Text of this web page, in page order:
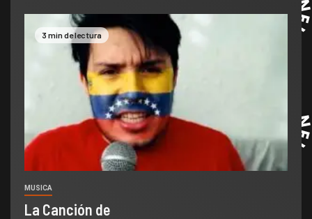
3 min de lectura
MUSICA
La Canción de